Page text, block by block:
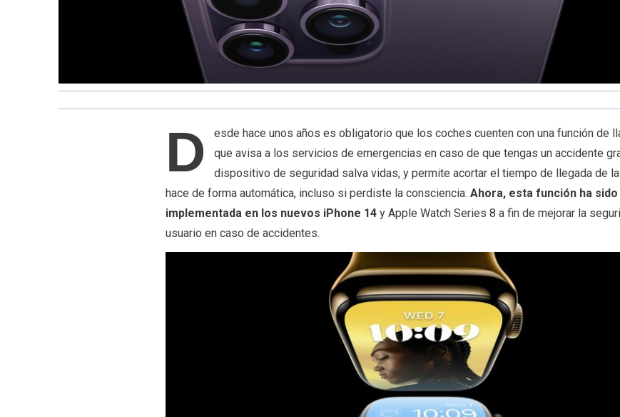
D
esde hace unos años es obligatorio que los coches cuenten con una función de
que avisa a los servicios de emergencias en caso de que tengas un accidente
dispositivo de seguridad salva vidas, y permite acortar el tiempo de llegada de
hace de forma automática, incluso si perdiste la consciencia. Ahora, esta función ha sido
implementada en los nuevos iPhone 14 y Apple Watch Series 8 a fin de mejorar la
usuario en caso de accidentes.